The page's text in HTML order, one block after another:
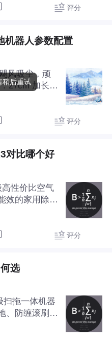
50%、制热
评分
机器人参数配置
风吸尘，顽
27cm 加长滚
、酱汁等顽渍
评分
对比哪个好
性价比空气
效的家用除醛
净化，K3 以更
评分
选
扫拖一体机器
、防缠滚刷、
稍后重试